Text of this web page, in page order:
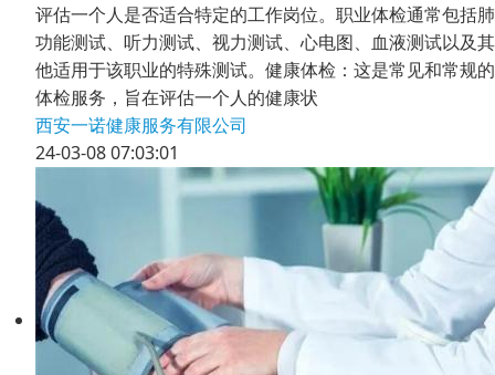
评估一个人是否适合特定的工作岗位。职业体检通常包括肺
功能测试、听力测试、视力测试、心电图、血液测试以及其
他适用于该职业的特殊测试。健康体检：这是常见和常规的
体检服务，旨在评估一个人的健康状
西安一诺健康服务有限公司
24-03-08 07:03:01